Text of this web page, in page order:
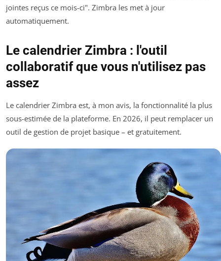
jointes reçus ce mois-ci". Zimbra les met à jour
automatiquement.
Le calendrier Zimbra : l'outil
collaboratif que vous n'utilisez pas
assez
Le calendrier Zimbra est, à mon avis, la fonctionnalité la plus
sous-estimée de la plateforme. En 2026, il peut remplacer un
outil de gestion de projet basique – et gratuitement.